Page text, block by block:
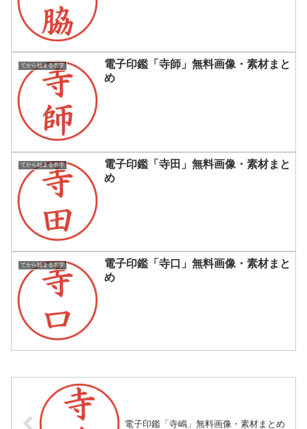
てから始まる名字
電子印鑑「寺師」無料画像・素材まと
め
てから始まる名字
電子印鑑「寺田」無料画像・素材まと
め
てから始まる名字
電子印鑑「寺口」無料画像・素材まと
め
電子印鑑「寺嶋」無料画像・素材まとめ